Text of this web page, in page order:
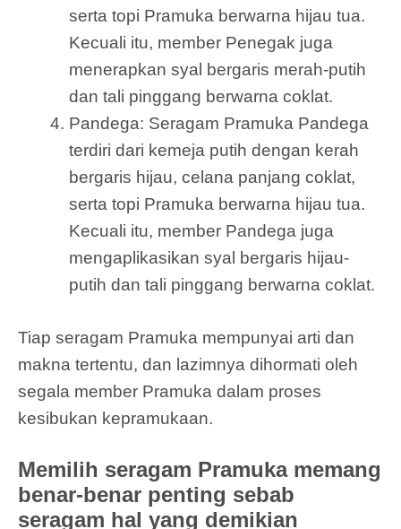
serta topi Pramuka berwarna hijau tua.
Kecuali itu, member Penegak juga
menerapkan syal bergaris merah-putih
dan tali pinggang berwarna coklat.
Pandega: Seragam Pramuka Pandega
terdiri dari kemeja putih dengan kerah
bergaris hijau, celana panjang coklat,
serta topi Pramuka berwarna hijau tua.
Kecuali itu, member Pandega juga
mengaplikasikan syal bergaris hijau-
putih dan tali pinggang berwarna coklat.
Tiap seragam Pramuka mempunyai arti dan
makna tertentu, dan lazimnya dihormati oleh
segala member Pramuka dalam proses
kesibukan kepramukaan.
Memilih seragam Pramuka memang
benar-benar penting sebab
seragam hal yang demikian